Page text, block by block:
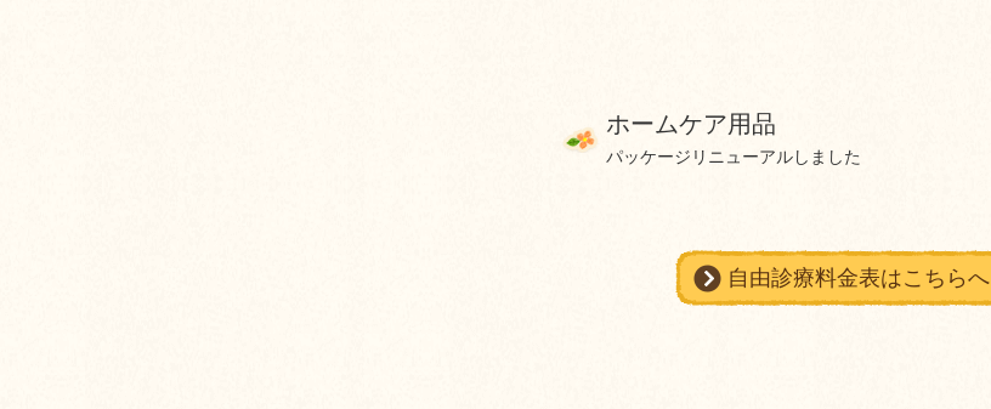
ホームケア用品
パッケージリニューアルしました
自由診療料金表はこちらへ